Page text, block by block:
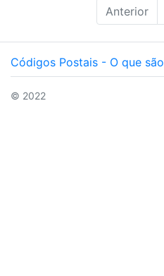
Anterior
Códigos Postais - O que são
© 2022